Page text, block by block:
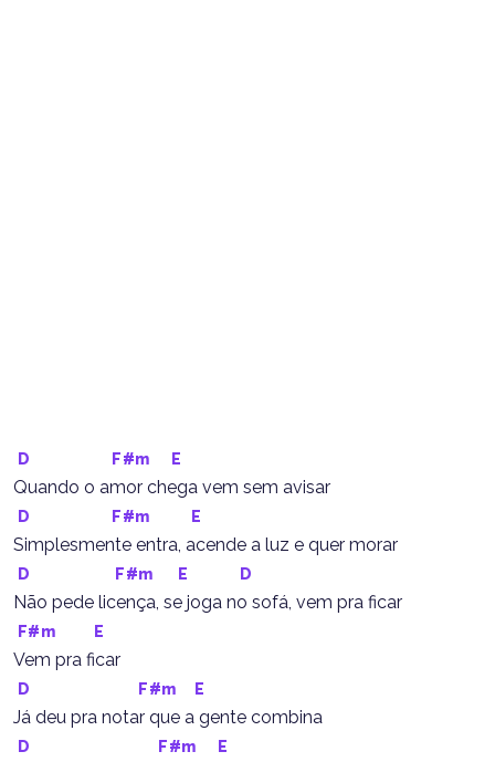
D F#m E
Quando o amor chega vem sem avisar
D F#m E
Simplesmente entra, acende a luz e quer morar
D F#m E D
Não pede licença, se joga no sofá, vem pra ficar
F#m E
Vem pra ficar
D F#m E
Já deu pra notar que a gente combina
D F#m E